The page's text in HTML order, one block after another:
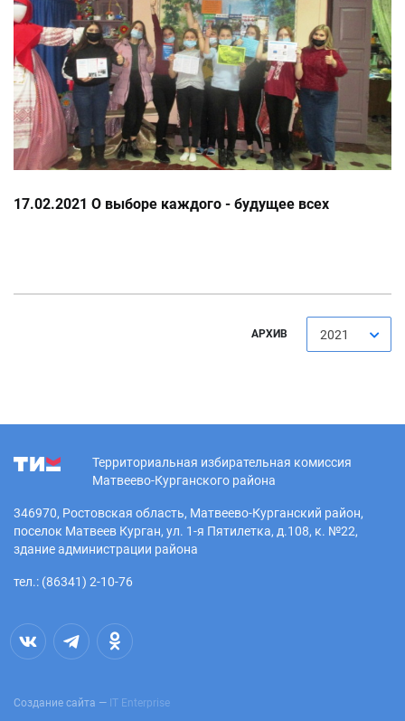
17.02.2021 О выборе каждого - будущее всех
АРХИВ 2021
Территориальная избирательная комиссия
Матвеево-Курганского района
346970, Ростовская область, Матвеево-Курганский район,
поселок Матвеев Курган, ул. 1-я Пятилетка, д.108, к. №22,
здание администрации района
тел.: (86341) 2-10-76
Создание сайта — IT Enterprise